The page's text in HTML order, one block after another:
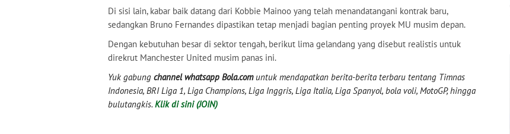
Di sisi lain, kabar baik datang dari Kobbie Mainoo yang telah menandatangani kontrak baru,
sedangkan Bruno Fernandes dipastikan tetap menjadi bagian penting proyek MU musim depan.
Dengan kebutuhan besar di sektor tengah, berikut lima gelandang yang disebut realistis untuk
direkrut Manchester United musim panas ini.
Yuk gabung channel whatsapp Bola.comuntuk mendapatkan berita-berita terbaru tentang Timnas
Indonesia, BRI Liga 1, Liga Champions, Liga Inggris, Liga Italia, Liga Spanyol, bola voli, MotoGP, hingga
bulutangkis. Klik di sini (JOIN)